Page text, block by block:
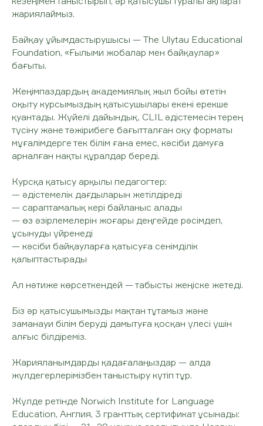
жариялаймыз.
Байқау ұйымдастырушысы — The Ulytau Educational
Foundation, «Ғылыми жобалар мен байқаулар»
бағыты.
Жеңімпаздардың академиялық жыл бойы өтетін
оқыту курсымыздың қатысушылары екені ерекше
қуантады. Жүйелі дайындық, CLIL әдістемесін терең
түсіну және тәжірибеге бағытталған оқу форматы
мұғалімдерге тек білім ғана емес, кәсіби дамуға
арналған нақты құралдар береді.
Курсқа қатысу арқылы педагогтер:
— әдістемелік дағдыларын жетілдіреді
— сараптамалық кері байланыс алады
— өз әзірлемелерін жоғары деңгейде рәсімдеп,
ұсынуды үйренеді
— кәсіби байқауларға қатысуға сенімділік
қалыптастырады
Ал нәтиже көрсеткендей — табысты жеңіске жетеді.
Біз әр қатысушымызды мақтан тұтамыз және
заманауи білім беруді дамытуға қосқан үлесі үшін
алғыс білдіреміз.
Жарияланымдарды қадағалаңыздар — алда
жүлдегерлерімізбен таныстыру күтіп тұр.
Жүлде ретінде Norwich Institute for Language
Education, Англия, 3 гранттық сертификат ұсынады: